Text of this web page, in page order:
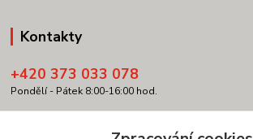
Kontakty
+420 373 033 078
Pondělí - Pátek 8:00-16:00 hod.